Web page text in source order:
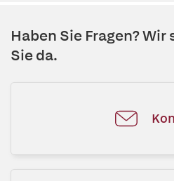
Haben Sie Fragen?
Sie da.